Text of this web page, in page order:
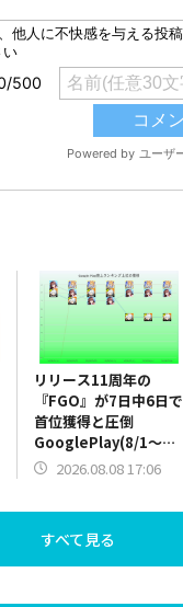
リリース11周年の
『FGO』が7日中6日で
首位獲得と圧倒
GooglePlay(8/1～
8/7)売上ランキング振
2026.08.08 17:06
すべて見る